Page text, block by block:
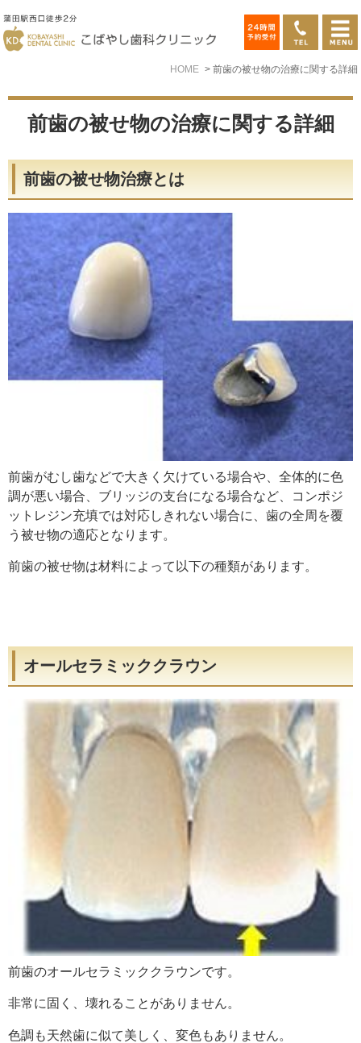
HOME 前歯の被せ物の治療に関する詳細
前歯の被せ物の治療に関する詳細
前歯の被せ物治療とは
前歯がむし歯などで大きく欠けている場合や、全体的に色
調が悪い場合、ブリッジの支台になる場合など、コンポジ
ットレジン充填では対応しきれない場合に、歯の全周を覆
う被せ物の適応となります。
前歯の被せ物は材料によって以下の種類があります。
オールセラミッククラウン
前歯のオールセラミッククラウンです。
非常に固く、壊れることがありません。
色調も天然歯に似て美しく、変色もありません。